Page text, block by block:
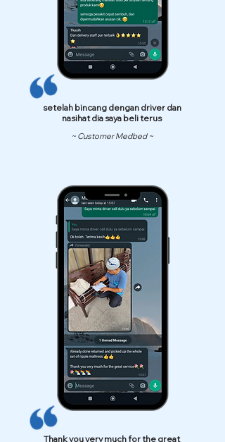
setelah bincang dengan driver dan
nasihat dia saya beli terus
~ Customer Medbed ~
Thank you very much for the great